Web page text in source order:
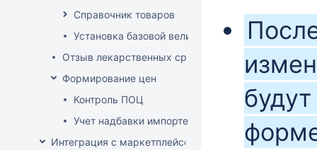
Справочник товаров
Установка базовой величины
Отзыв лекарственных средств из продажи
Формирование цен
Контроль ПОЦ
Учет надбавки импортера в расценке (по
Интеграция с маркетплейсом Wildberries